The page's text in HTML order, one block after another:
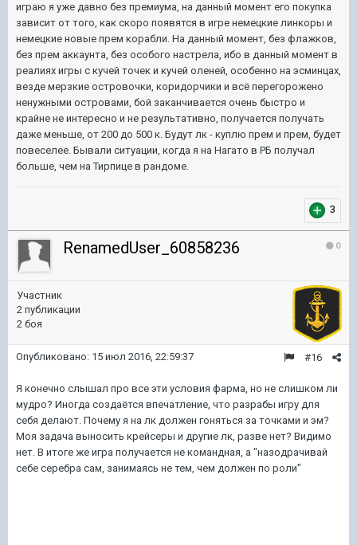
играю я уже давно без премиума, на данный момент его покупка
зависит от того, как скоро появятся в игре немецкие линкоры и
немецкие новые прем корабли. На данный момент, без флажков,
без прем аккаунта, без особого настрела, ибо в данный момент в
реалиях игры с кучей точек и кучей оленей, особенно на эсминцах,
везде мерзкие островочки, коридорчики и всё перегорожено
ненужными островами, бой заканчивается очень быстро и
крайне не интересно и не результативно, получается получать
даже меньше, от 200 до 500 к. Будут лк - куплю прем и прем, будет
повеселее. Бывали ситуации, когда я на Нагато в РБ получал
больше, чем на Тирпице в рандоме.
3
0
RenamedUser_60858236
Участник
2 публикации
2 боя
#16
Опубликовано: 15 июл 2016, 22:59:37
Я конечно слышал про все эти условия фарма, но не слишком ли
мудро? Иногда создаётся впечатление, что разрабы игру для
себя делают. Почему я на лк должен гоняться за точками и эм?
Моя задача выносить крейсеры и другие лк, разве нет? Видимо
нет. В итоге же игра получается не командная, а "назодрачивай
себе серебра сам, занимаясь не тем, чем должен по роли"